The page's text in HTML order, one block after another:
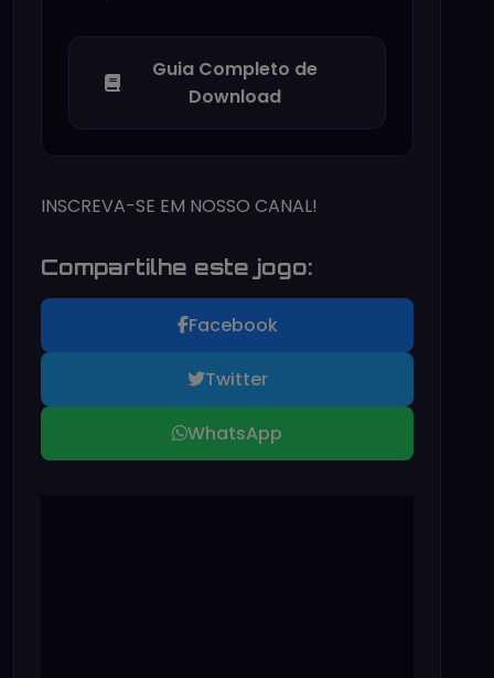
Guia Completo de
Download
INSCREVA-SE EM NOSSO CANAL!
Compartilhe este jogo:
Facebook
Twitter
WhatsApp